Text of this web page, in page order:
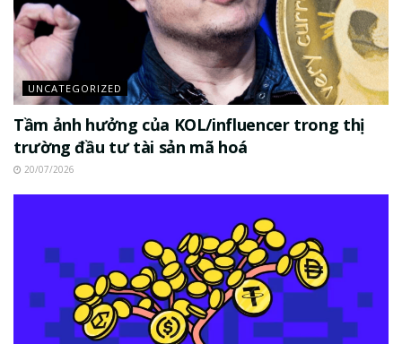
UNCATEGORIZED
Tầm ảnh hưởng của KOL/influencer trong thị
trường đầu tư tài sản mã hoá
20/07/2026